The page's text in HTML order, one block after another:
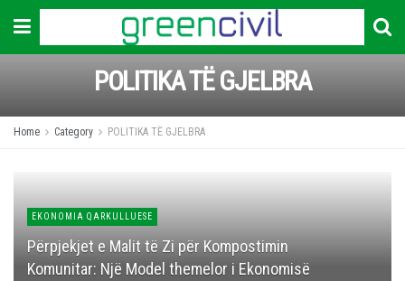
POLITIKA TË GJELBRA
Home Category POLITIKA TË GJELBRA
EKONOMIA QARKULLUESE
Përpjekjet e Malit të Zi për Kompostimin
Komunitar: Një Model themelor i Ekonomisë